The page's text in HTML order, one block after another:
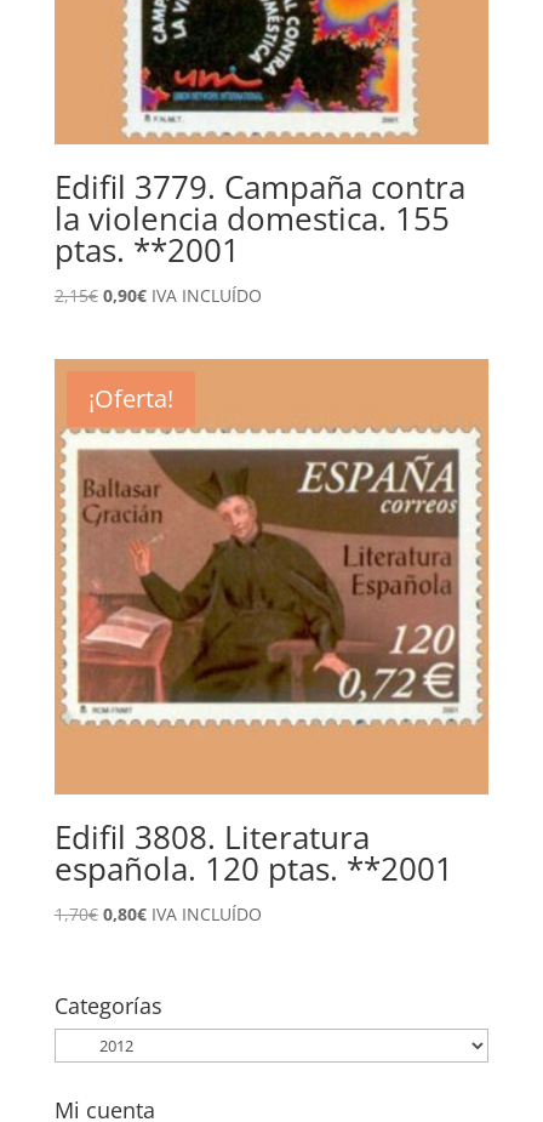
Edifil 3779. Campaña contra
la violencia domestica. 155
ptas. **2001
2,15€ El
2,15€.
0,90€El
0,90€.
IVA INCLUÍDO
¡Oferta!
Edifil 3808. Literatura
española. 120 ptas. **2001
1,70€ El
1,70€.
0,80€El
0,80€.
IVA INCLUÍDO
Categorías
Mi cuenta